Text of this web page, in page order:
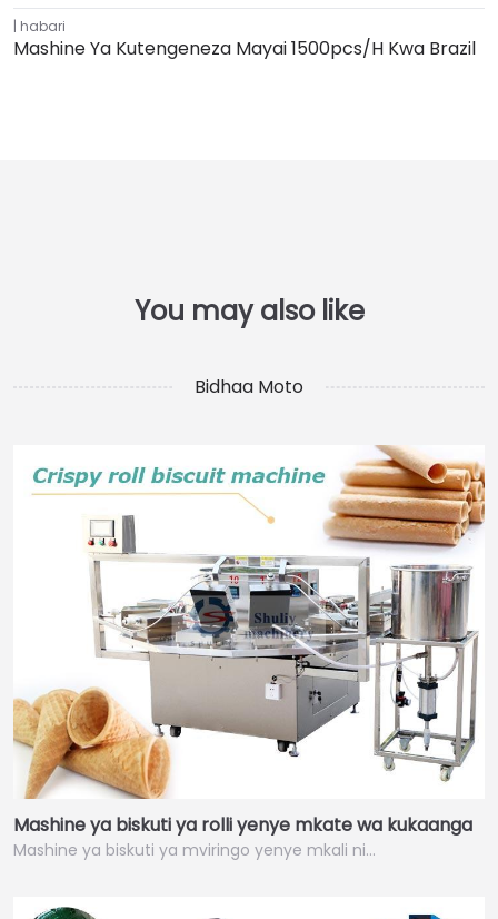
habari
Mashine Ya Kutengeneza Mayai 1500pcs/h Kwa Brazil
Bidhaa Moto
Mashine ya biskuti ya rolli yenye mkate wa kukaanga
Mashine ya biskuti ya mviringo yenye mkali ni...